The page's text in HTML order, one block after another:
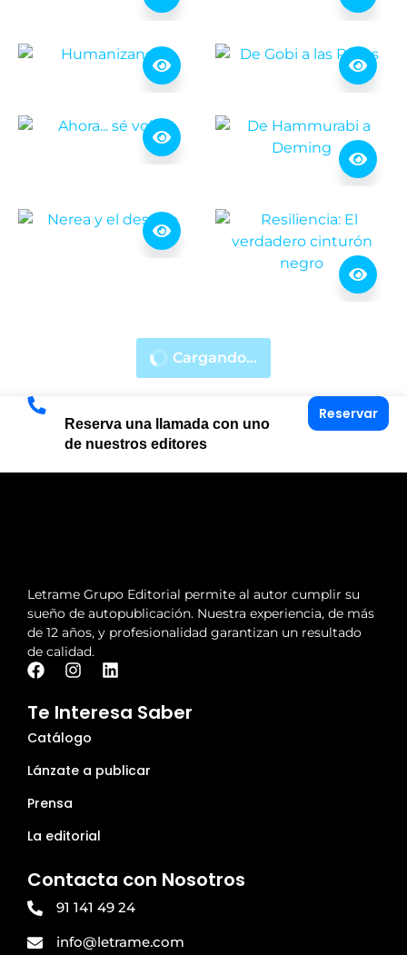
Cargando...
Reserva una llamada con uno
de nuestros editores
Reservar
Letrame Grupo Editorial permite al autor cumplir su
sueño de autopublicación. Nuestra experiencia, de más
de 12 años, y profesionalidad garantizan un resultado
de calidad.
Te Interesa Saber
Catálogo
Lánzate a publicar
Prensa
La editorial
Contacta con Nosotros
91 141 49 24
info@letrame.com